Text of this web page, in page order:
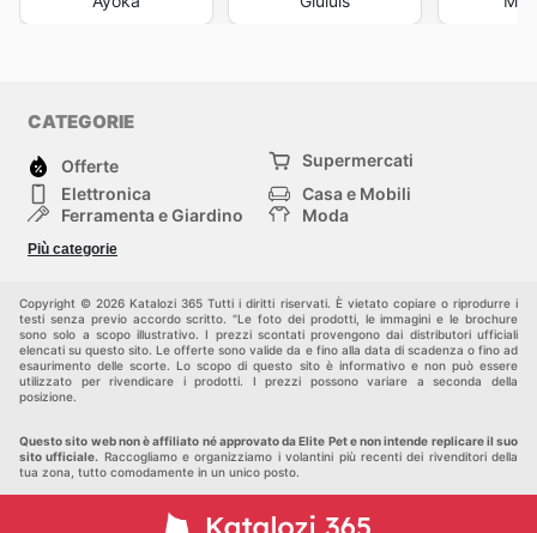
CATEGORIE
Offerte
Supermercati
Elettronica
Casa e Mobili
Ferramenta e Giardino
Moda
Bambini e Neonati
Più categorie
Copyright © 2026 Katalozi 365 Tutti i diritti riservati. È vietato copiare o riprodurre i
testi senza previo accordo scritto. "Le foto dei prodotti, le immagini e le brochure
sono solo a scopo illustrativo. I prezzi scontati provengono dai distributori ufficiali
elencati su questo sito. Le offerte sono valide da e fino alla data di scadenza o fino ad
esaurimento delle scorte. Lo scopo di questo sito è informativo e non può essere
utilizzato per rivendicare i prodotti. I prezzi possono variare a seconda della
posizione.
Questo sito web non è affiliato né approvato da Elite Pet e non intende replicare il suo
sito ufficiale. Raccogliamo e organizziamo i volantini più recenti dei rivenditori della
tua zona, tutto comodamente in un unico posto.